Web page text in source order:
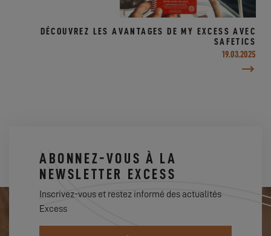
DÉCOUVREZ LES AVANTAGES DE MY EXCESS AVEC
SAFETICS
19.03.2025
ABONNEZ-VOUS À LA
NEWSLETTER EXCESS
Inscrivez-vous et restez informé des actualités
Excess